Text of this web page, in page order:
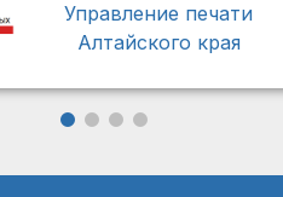
Управление печати
Алтайского края